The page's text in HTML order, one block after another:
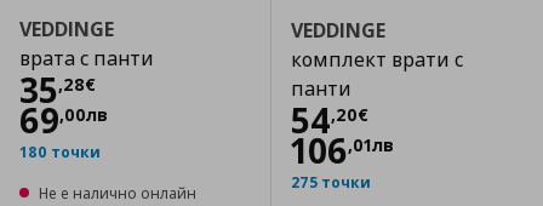
VEDDINGE
врата с панти
35,28€
Цена
69,00лв
180 точки
Не е налично онлайн
VEDDINGE
комплект врати с
панти
54,20€
Цена
106,01лв
275 точки